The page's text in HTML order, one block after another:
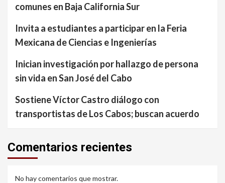
comunes en Baja California Sur
Invita a estudiantes a participar en la Feria
Mexicana de Ciencias e Ingenierías
Inician investigación por hallazgo de persona
sin vida en San José del Cabo
Sostiene Víctor Castro diálogo con
transportistas de Los Cabos; buscan acuerdo
Comentarios recientes
No hay comentarios que mostrar.